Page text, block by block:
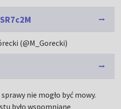
(@M_Gorecki)
nie mogło być mowy.
było wspomniane